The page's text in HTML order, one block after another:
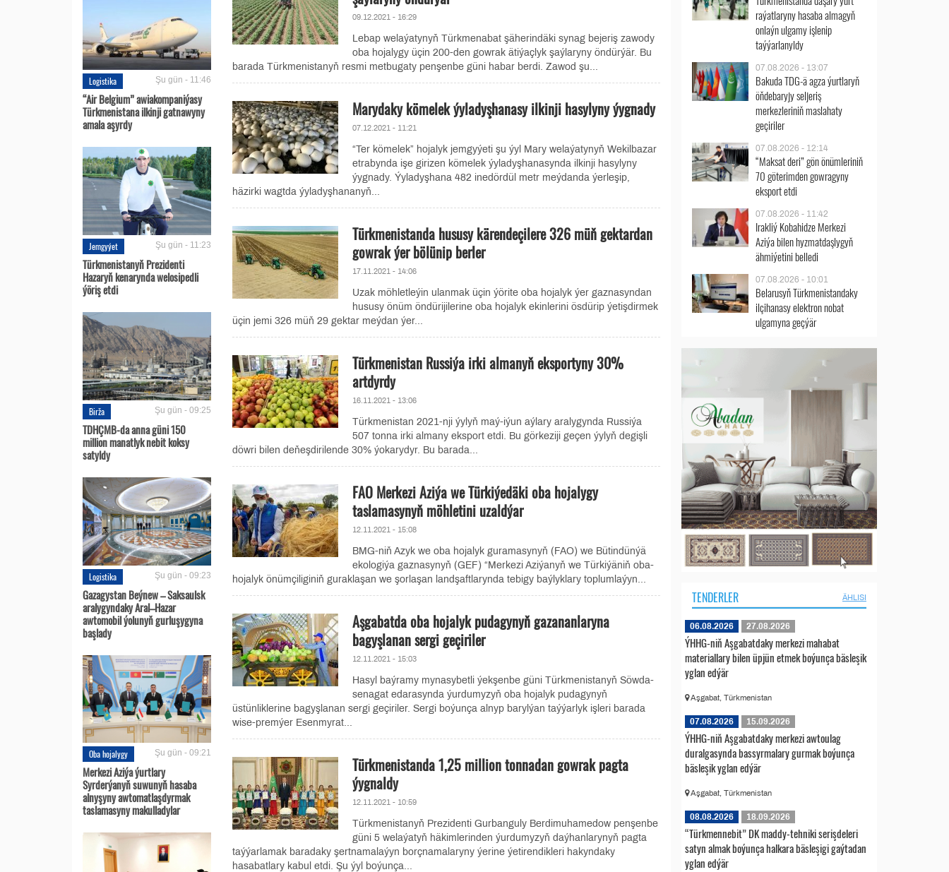
Logistika Şu gün - 11:46
“Air Belgium” awiakompaniýasy
Türkmenistana ilkinji gatnawyny
amala aşyrdy
Jemgyýet Şu gün - 11:23
Türkmenistanyň Prezidenti
Hazaryň kenarynda welosipedli
ýöriş etdi
Birža Şu gün - 09:25
TDHÇMB-da anna güni 150
million manatlyk nebit koksy
satyldy
Logistika Şu gün - 09:23
Gazagystan Beýnew – Saksaulsk
aralygyndaky Aral–Hazar
awtomobil ýolunyň gurluşygyna
başlady
Oba hojalygy Şu gün - 09:21
Merkezi Aziýa ýurtlary
Syrderýanyň suwunyň hasaba
alnyşyny awtomatlaşdyrmak
taslamasyny makulladylar
09.12.2021 - 16:29
Lebap welaýatynyň Türkmenabat şäherindäki synag bejeriş zawody
oba hojalygy üçin 200-den gowrak ätiýaçlyk şaýlaryny öndürýär. Bu
barada Türkmenistanyň resmi metbugaty penşenbe güni habar berdi. Zawod şu...
Marydaky kömelek ýyladyşhanasy ilkinji hasylyny ýygnady
07.12.2021 - 11:21
“Ter kömelek” hojalyk jemgyýeti şu ýyl Mary welaýatynyň Wekilbazar
etrabynda işe girizen kömelek ýyladyşhanasynda ilkinji hasylyny
ýygnady. Ýyladyşhana 482 inedördül metr meýdanda ýerleşip,
häzirki wagtda ýyladyşhananyň...
Türkmenistanda hususy kärendeçilere 326 müň gektardan
gowrak ýer bölünip berler
17.11.2021 - 14:06
Uzak möhletleýin ulanmak üçin ýörite oba hojalyk ýer gaznasyndan
hususy önüm öndürijilerine oba hojalyk ekinlerini ösdürip ýetişdirmek
üçin jemi 326 müň 29 gektar meýdan ýer...
Türkmenistan Russiýa irki almanyň eksportyny 30%
artdyrdy
16.11.2021 - 13:06
Türkmenistan 2021-nji ýylyň maý-iýun aýlary aralygynda Russiýa
507 tonna irki almany eksport etdi. Bu görkeziji geçen ýylyň degişli
döwri bilen deňeşdirilende 30% ýokarydyr. Bu barada...
FAO Merkezi Aziýa we Türkiýedäki oba hojalygy
taslamasynyň möhletini uzaldýar
12.11.2021 - 15:08
BMG-niň Azyk we oba hojalyk guramasynyň (FAO) we Bütindünýä
ekologiýa gaznasynyň (GEF) “Merkezi Aziýanyň we Türkiýäniň oba-
hojalyk önümçiliginiň guraklaşan we şorlaşan landşaftlarynda tebigy baýlyklary toplumlaýyn...
Aşgabatda oba hojalyk pudagynyň gazananlaryna
bagyşlanan sergi geçiriler
12.11.2021 - 15:03
Hasyl baýramy mynasybetli ýekşenbe güni Türkmenistanyň Söwda-
senagat edarasynda ýurdumyzyň oba hojalyk pudagynyň
üstünliklerine bagyşlanan sergi geçiriler. Sergi boýunça alnyp barylýan taýýarlyk işleri barada
wise-premýer Esenmyrat...
Türkmenistanda 1,25 million tonnadan gowrak pagta
ýygnaldy
12.11.2021 - 10:59
Türkmenistanyň Prezidenti Gurbanguly Berdimuhamedow penşenbe
güni 5 welaýatyň häkimlerinden ýurdumyzyň daýhanlarynyň pagta
taýýarlamak baradaky şertnamalaýyn borçnamalaryny ýerine ýetirendikleri hakyndaky
hasabatlary kabul etdi. Şu ýyl boýunça...
raýatlaryny hasaba almagyň
onlaýn ulgamy işlenip
taýýarlanyldy
07.08.2026 - 13:07
Bakuda TDG-ä agza ýurtlaryň
öňdebaryjy seljeriş
merkezleriniň maslahaty
geçiriler
07.08.2026 - 12:14
“Maksat deri” gön önümleriniň
70 göterimden gowragyny
eksport etdi
07.08.2026 - 11:42
Irakliý Kobahidze Merkezi
Aziýa bilen hyzmatdaşlygyň
ähmiýetini belledi
07.08.2026 - 10:01
Belarusyň Türkmenistandaky
ilçihanasy elektron nobat
ulgamyna geçýär
TENDERLER ÄHLISI
06.08.2026 27.08.2026
ÝHHG-niň Aşgabatdaky merkezi mahabat
materiallary bilen üpjün etmek boýunça bäsleşik
yglan edýär
Aşgabat, Türkmenistan
07.08.2026 15.09.2026
ÝHHG-niň Aşgabatdaky merkezi awtoulag
duralgasynda bassyrmalary gurmak boýunça
bäsleşik yglan edýär
Aşgabat, Türkmenistan
08.08.2026 18.09.2026
“Türkmennebit” DK maddy-tehniki serişdeleri
satyn almak boýunça halkara bäsleşigi gaýtadan
yglan edýär